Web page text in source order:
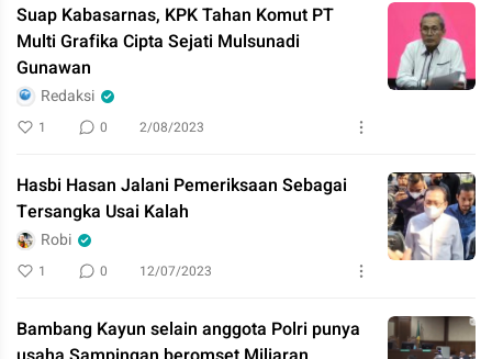
Suap Kabasarnas, KPK Tahan Komut PT
Multi Grafika Cipta Sejati Mulsunadi
Gunawan
Redaksi
1 0 2/08/2023
Hasbi Hasan Jalani Pemeriksaan Sebagai
Tersangka Usai Kalah
Robi
1 0 12/07/2023
Bambang Kayun selain anggota Polri punya